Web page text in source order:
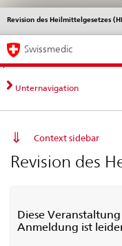
Direct
navigation:
news,
legal
contact
News &
standards
Revision des Heilmittelgesetzes
Languages
Service
Main
Navigation
Swissmedic
Unternavigation
Context sidebar
Revision des
Diese
Anmeldung ist